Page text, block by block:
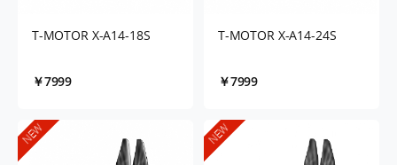
T-MOTOR X-A14-18S
￥7999
T-MOTOR X-A14-24S
￥7999
NEW NEW